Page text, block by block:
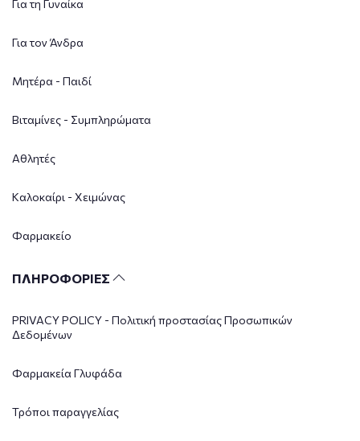
Για τη Γυναίκα
Για τον Άνδρα
Μητέρα - Παιδί
Βιταμίνες - Συμπληρώματα
Αθλητές
Καλοκαίρι - Χειμώνας
Φαρμακείο
ΠΛΗΡΟΦΟΡΙΕΣ
PRIVACY POLICY - Πολιτική προστασίας Προσωπικών
Δεδομένων
Φαρμακεία Γλυφάδα
Τρόποι παραγγελίας